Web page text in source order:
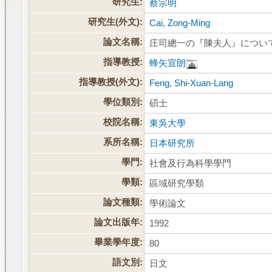
蔡宗明
研究生(外文):
Cai, Zong-Ming
論文名稱:
庄司總一の『陳夫人』につい
指導教授:
蜂矢宣朗
指導教授(外文):
Feng, Shi-Xuan-Lang
學位類別:
碩士
校院名稱:
東吳大學
系所名稱:
日本研究所
學門:
社會及行為科學學門
學類:
區域研究學類
論文種類:
學術論文
論文出版年:
1992
畢業學年度:
80
語文別:
日文